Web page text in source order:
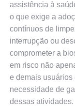
assistência à
o que exige a
contínuos de
interrupção ou
comprometer a
em risco não
e demais usuários
necessidade de
dessas atividades.